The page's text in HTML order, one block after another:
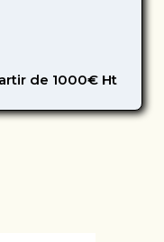
de 1000€ Ht